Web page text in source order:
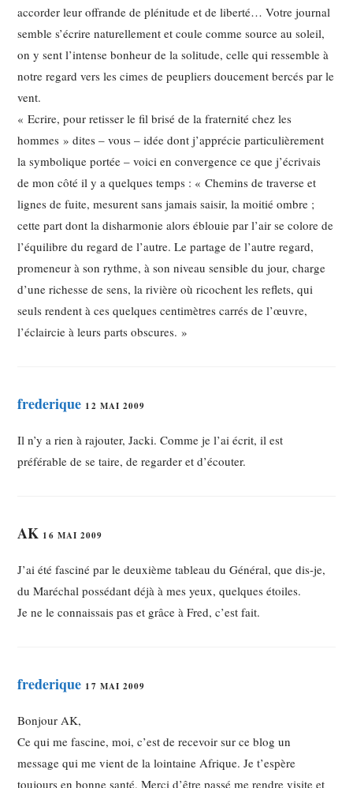
accorder leur offrande de plénitude et de liberté… Votre journal
semble s’écrire naturellement et coule comme source au soleil,
on y sent l’intense bonheur de la solitude, celle qui ressemble à
notre regard vers les cimes de peupliers doucement bercés par le
vent.
« Ecrire, pour retisser le fil brisé de la fraternité chez les
hommes » dites – vous – idée dont j’apprécie particulièrement
la symbolique portée – voici en convergence ce que j’écrivais
de mon côté il y a quelques temps : « Chemins de traverse et
lignes de fuite, mesurent sans jamais saisir, la moitié ombre ;
cette part dont la disharmonie alors éblouie par l’air se colore de
l’équilibre du regard de l’autre. Le partage de l’autre regard,
promeneur à son rythme, à son niveau sensible du jour, charge
d’une richesse de sens, la rivière où ricochent les reflets, qui
seuls rendent à ces quelques centimètres carrés de l’œuvre,
l’éclaircie à leurs parts obscures. »
frederique 12 MAI 2009
Il n’y a rien à rajouter, Jacki. Comme je l’ai écrit, il est
préférable de se taire, de regarder et d’écouter.
AK 16 MAI 2009
J’ai été fasciné par le deuxième tableau du Général, que dis-je,
du Maréchal possédant déjà à mes yeux, quelques étoiles.
Je ne le connaissais pas et grâce à Fred, c’est fait.
frederique 17 MAI 2009
Bonjour AK,
Ce qui me fascine, moi, c’est de recevoir sur ce blog un
message qui me vient de la lointaine Afrique. Je t’espère
toujours en bonne santé. Merci d’être passé me rendre visite et